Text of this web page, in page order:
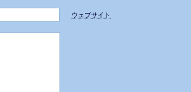
ウェブサイト